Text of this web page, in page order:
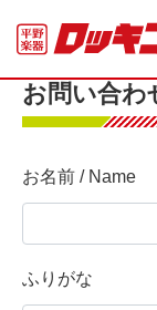
お問い合
お名前 / Name
ふりがな